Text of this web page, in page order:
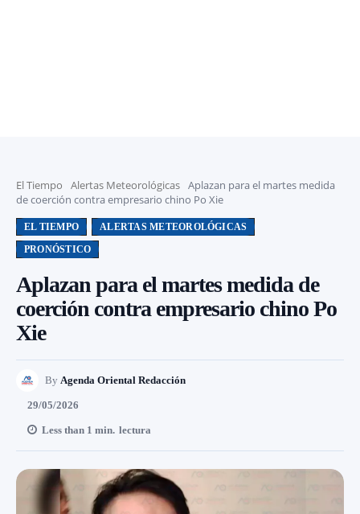
El Tiempo Alertas Meteorológicas Aplazan para el martes medida
de coerción contra empresario chino Po Xie
EL TIEMPO
ALERTAS METEOROLÓGICAS
PRONÓSTICO
Aplazan para el martes medida de
coerción contra empresario chino Po
Xie
By Agenda Oriental Redacción
29/05/2026
Less than 1 min. lectura